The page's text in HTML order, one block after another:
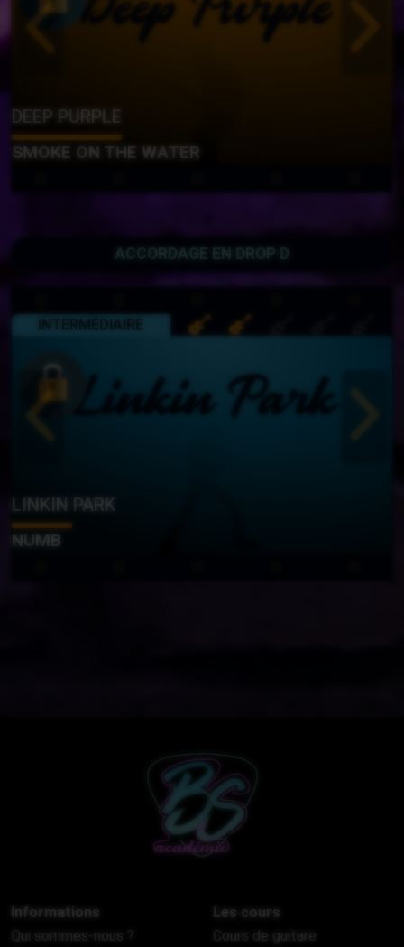
DEEP PURPLE
SMOKE ON THE WATER
ACCORDAGE EN DROP D
INTERMÉDIAIRE
LINKIN PARK
NUMB
Informations
Qui sommes-nous ?
Les cours
Cours de guitare